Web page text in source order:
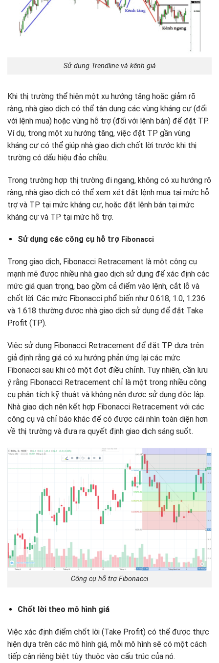
Sử dụng Trendline và kênh giá
Khi thị trường thể hiện một xu hướng tăng hoặc giảm rõ
ràng, nhà giao dịch có thể tận dụng các vùng kháng cự (đối
với lệnh mua) hoặc vùng hỗ trợ (đối với lệnh bán) để đặt TP.
Ví dụ, trong một xu hướng tăng, việc đặt TP gần vùng
kháng cự có thể giúp nhà giao dịch chốt lời trước khi thị
trường có dấu hiệu đảo chiều.
Trong trường hợp thị trường đi ngang, không có xu hướng rõ
ràng, nhà giao dịch có thể xem xét đặt lệnh mua tại mức hỗ
trợ và TP tại mức kháng cự, hoặc đặt lệnh bán tại mức
kháng cự và TP tại mức hỗ trợ.
Sử dụng các công cụ hỗ trợ Fibonacci
Trong giao dịch, Fibonacci Retracement là một công cụ
mạnh mẽ được nhiều nhà giao dịch sử dụng để xác định các
mức giá quan trọng, bao gồm cả điểm vào lệnh, cắt lỗ và
chốt lời. Các mức Fibonacci phổ biến như 0.618, 1.0, 1.236
và 1.618 thường được nhà giao dịch sử dụng để đặt Take
Profit (TP).
Việc sử dụng Fibonacci Retracement để đặt TP dựa trên
giả định rằng giá có xu hướng phản ứng lại các mức
Fibonacci sau khi có một đợt điều chỉnh. Tuy nhiên, cần lưu
ý rằng Fibonacci Retracement chỉ là một trong nhiều công
cụ phân tích kỹ thuật và không nên được sử dụng độc lập.
Nhà giao dịch nên kết hợp Fibonacci Retracement với các
công cụ và chỉ báo khác để có được cái nhìn toàn diện hơn
về thị trường và đưa ra quyết định giao dịch sáng suốt.
Công cụ hỗ trợ Fibonacci
Chốt lời theo mô hình giá
Việc xác định điểm chốt lời (Take Profit) có thể được thực
hiện dựa trên các mô hình giá, mỗi mô hình sẽ có một cách
tiếp cận riêng biệt tùy thuộc vào cấu trúc của nó.